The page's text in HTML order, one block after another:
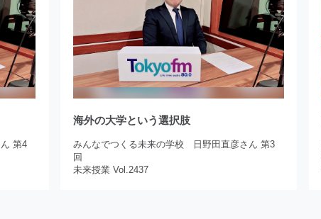
第4
海外の大学という選択肢
みんなでつくる未来の学校 日野田直彦さん 第3
回
未来授業 Vol.2437